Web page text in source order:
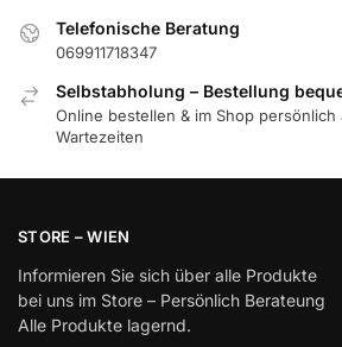
Telefonische Beratung
069911718347
Selbstabholung – Bestellung
Online bestellen & im Shop persönlich
Wartezeiten
STORE – WIEN
Informieren Sie sich über alle Produkte
bei uns im Store – Persönlich Berateung
Alle Produkte lagernd.